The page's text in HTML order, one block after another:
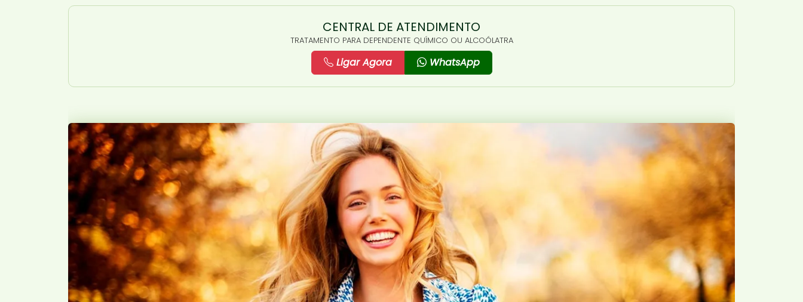
CENTRAL DE ATENDIMENTO
TRATAMENTO PARA DEPENDENTE QUÍMICO OU ALCOÓLATRA
Ligar Agora WhatsApp